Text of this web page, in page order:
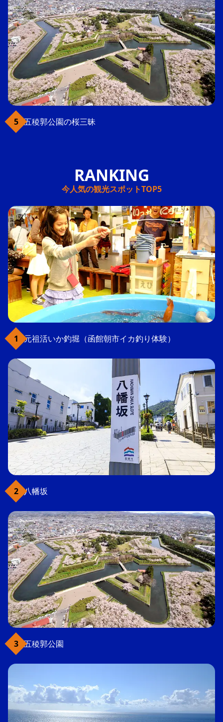
五稜郭公園の桜三昧
今人気の観光スポットTOP5
元祖活いか釣堀（函館朝市イカ釣り体験）
八幡坂
五稜郭公園